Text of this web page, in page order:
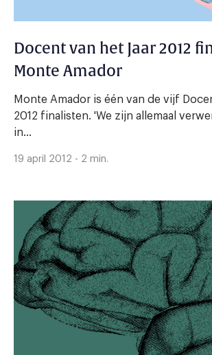
Docent van het Jaar 2012
Monte Amador
Monte Amador is één van de vijf
2012 finalisten. 'We zijn allemaal
in...
19 april 2012 - 2 min.